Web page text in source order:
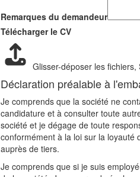
Remarques du demandeur
Télécharger le CV
Glisser-déposer les fichiers,
Déclaration préalable à
Je comprends que la société ne
candidature et à consulter toute
société et je dégage de toute
conformément à la loi sur la loyauté
auprès de tiers.
Je comprends que si je suis